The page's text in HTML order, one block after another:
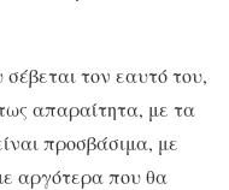
τον εαυτό του,
απαραίτητα, με τα
προσβάσιμα, με
αργότερα που θα